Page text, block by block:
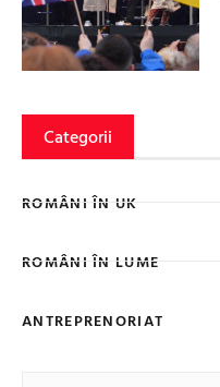
Categorii
ROMÂNI ÎN UK
ROMÂNI ÎN LUME
ANTREPRENORIAT